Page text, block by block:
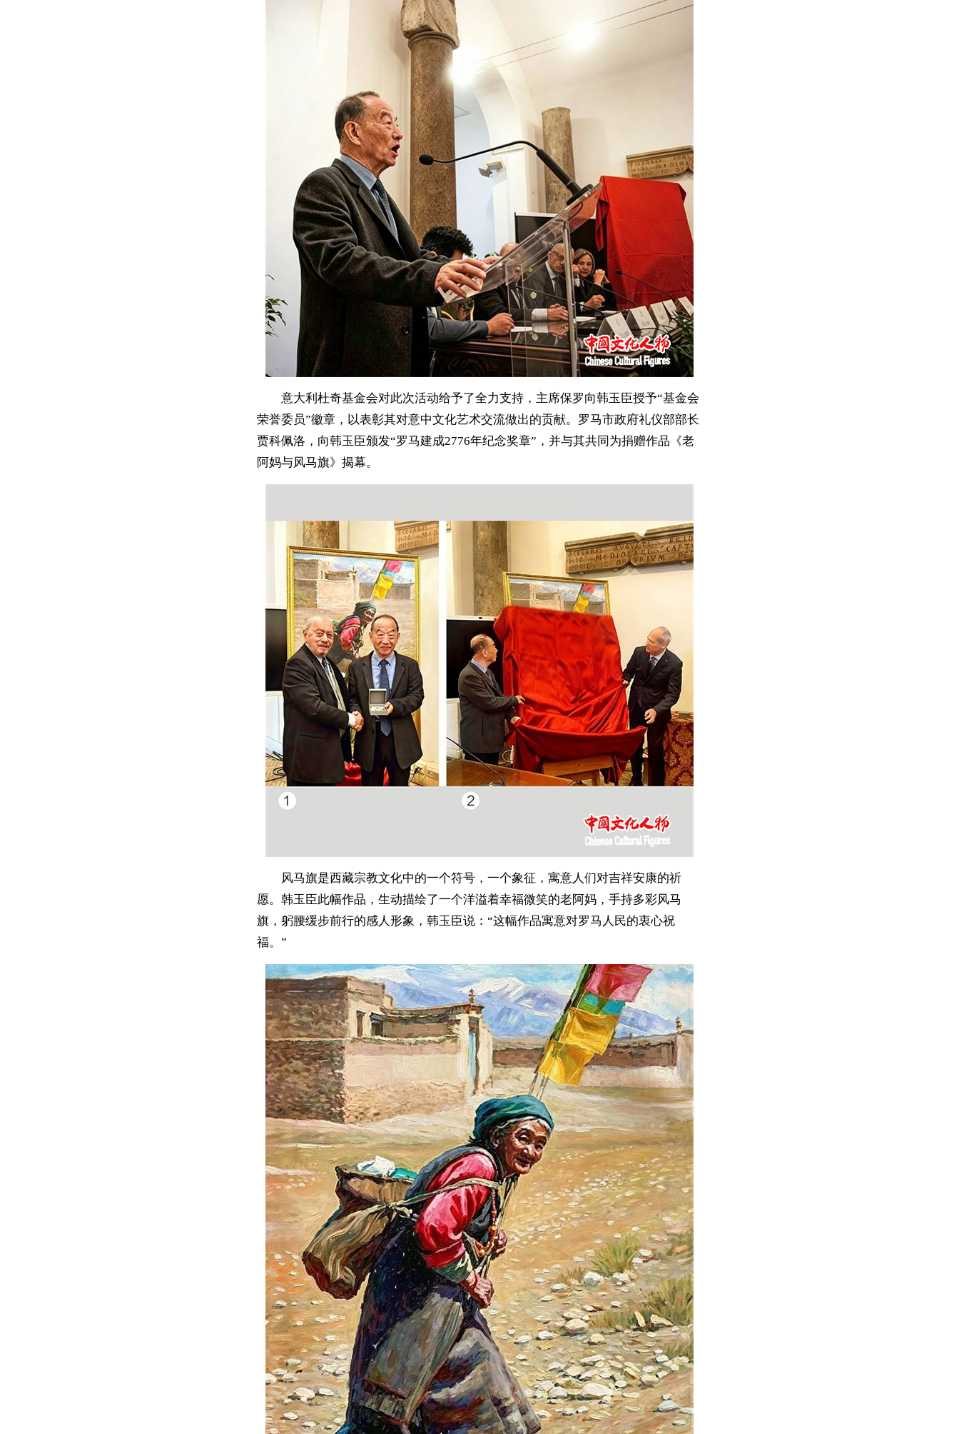
意大利杜奇基金会对此次活动给予了全力支持，主席保罗向韩玉臣授予“基金会
荣誉委员”徽章，以表彰其对意中文化艺术交流做出的贡献。罗马市政府礼仪部部长
贾科佩洛，向韩玉臣颁发“罗马建成2776年纪念奖章”，并与其共同为捐赠作品《老
阿妈与风马旗》揭幕。
风马旗是西藏宗教文化中的一个符号，一个象征，寓意人们对吉祥安康的祈
愿。韩玉臣此幅作品，生动描绘了一个洋溢着幸福微笑的老阿妈，手持多彩风马
旗，躬腰缓步前行的感人形象，韩玉臣说：“这幅作品寓意对罗马人民的衷心祝
福。”